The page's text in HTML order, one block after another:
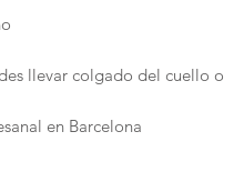
llevar colgado del cuello o
en Barcelona